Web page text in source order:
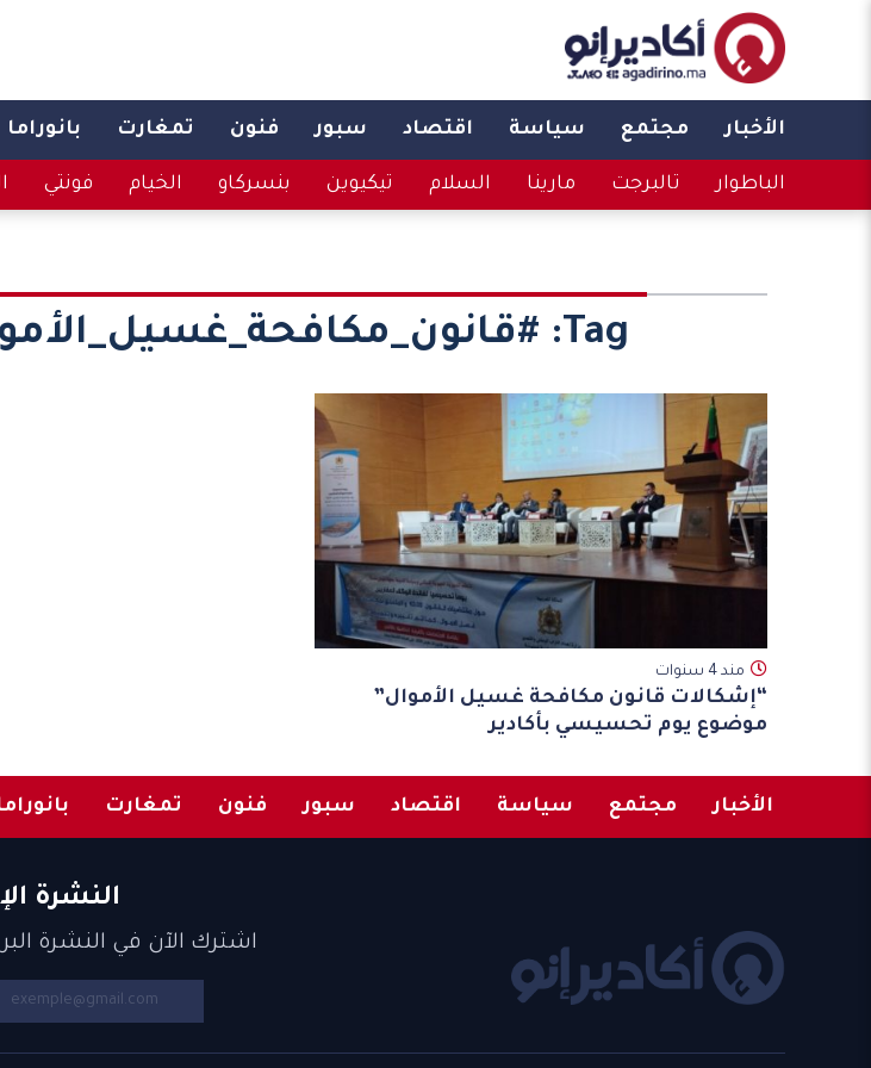
الأخبار مجتمع سياسة اقتصاد سبور فنون تمغارت بانوراما
الباطوار تالبرجت مارينا السلام تيكيوين بنسركاو الخيام فونتي
Tag:
مند 4 سنوات
“إشكالات قانون مكافحة غسيل الأموال”
موضوع يوم تحسيسي بأكادير
الأخبار مجتمع سياسة اقتصاد سبور فنون تمغارت
النشرة
اشترك الآن في النشرة